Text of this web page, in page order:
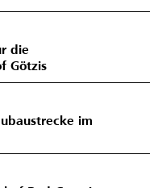
die
Götzis
im